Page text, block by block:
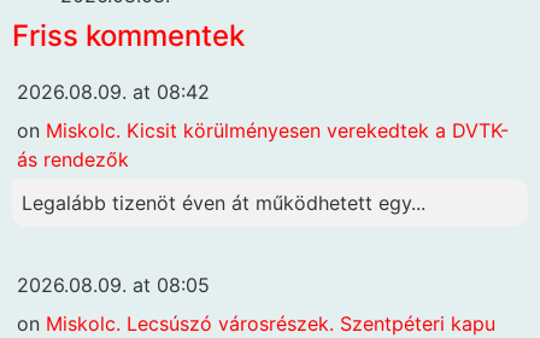
Friss kommentek
2026.08.09. at 08:42
on Miskolc. Kicsit körülményesen verekedtek a DVTK-
ás rendezők
Legalább tizenöt éven át működhetett egy...
2026.08.09. at 08:05
on Miskolc. Lecsúszó városrészek. Szentpéteri kapu